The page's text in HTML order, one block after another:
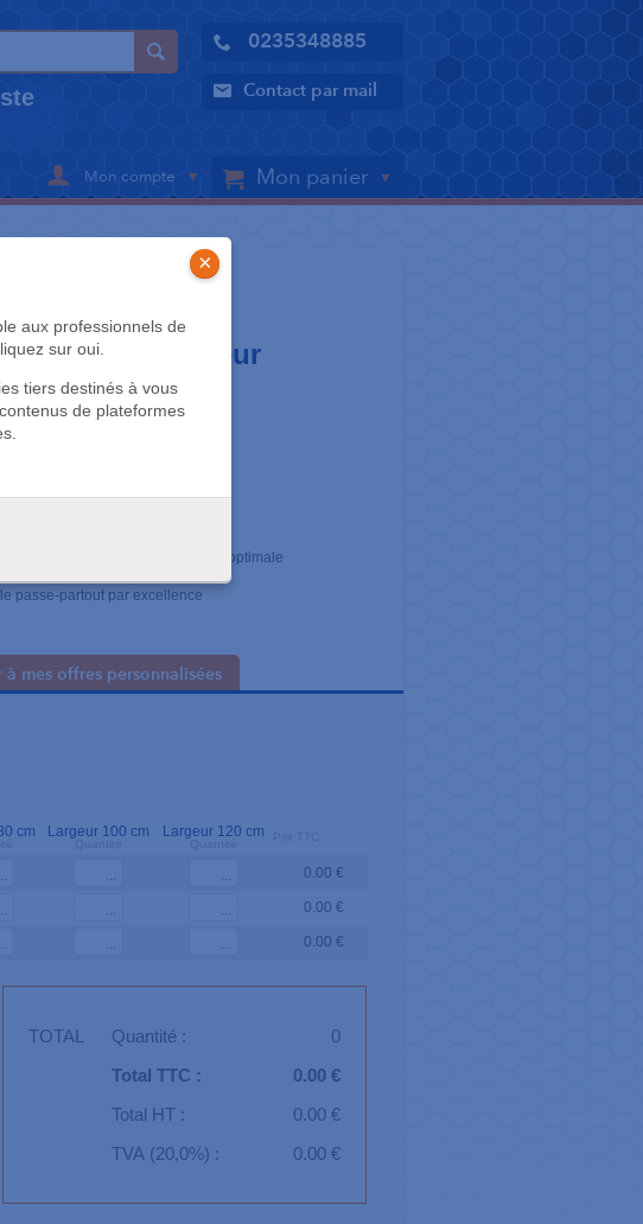
0235348885
Contact par mail
Mon compte Mon panier
aux professionnels de
sur oui.
tiers destinés à vous
de plateformes
×
monocouleur
100 cm
monobloc assurant une rigidité optimale
passe-partout par excellence
à mes offres personnalisées
cm Largeur 100 cm Largeur 120 cm
0.00 €
0.00 €
0.00 €
TOTAL Quantité :
0
Total TTC :
0.00 €
Total HT :
0.00 €
TVA (20,0%) :
0.00 €